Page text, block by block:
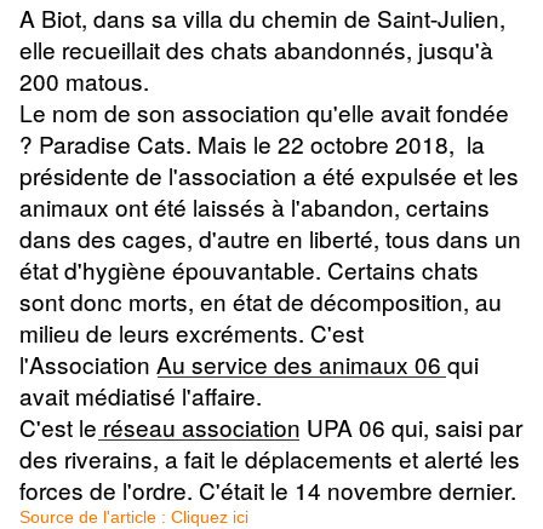
A Biot, dans sa villa du chemin de Saint-Julien,
elle recueillait des chats abandonnés, jusqu'à
200 matous.
Le nom de son association qu'elle avait fondée
? Paradise Cats. Mais le 22 octobre 2018, la
présidente de l'association a été expulsée et les
animaux ont été laissés à l'abandon, certains
dans des cages, d'autre en liberté, tous dans un
état d'hygiène épouvantable. Certains chats
sont donc morts, en état de décomposition, au
milieu de leurs excréments. C'est
l'Association Au service des animaux 06 qui
avait médiatisé l'affaire.
C'est le réseau association UPA 06 qui, saisi par
des riverains, a fait le déplacements et alerté les
forces de l'ordre. C'était le 14 novembre dernier.
Source de l'article : Cliquez ici